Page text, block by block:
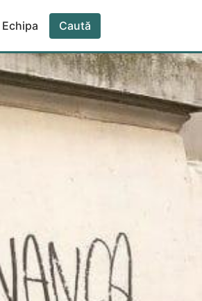
Echipa Caută